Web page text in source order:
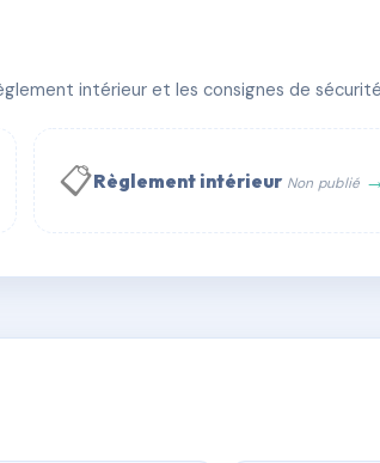
intérieur et les consignes de
📋Règlement intérieur Non publié
🇫🇷